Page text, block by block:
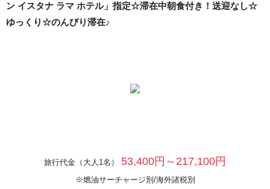
ン イスタナ ラマ ホテル」指定☆滞在中朝食付き！送迎なし☆
ゆっくり☆のんびり滞在♪
旅行代金（大人1名） 53,400円～217,100円
※燃油サーチャージ別/海外諸税別